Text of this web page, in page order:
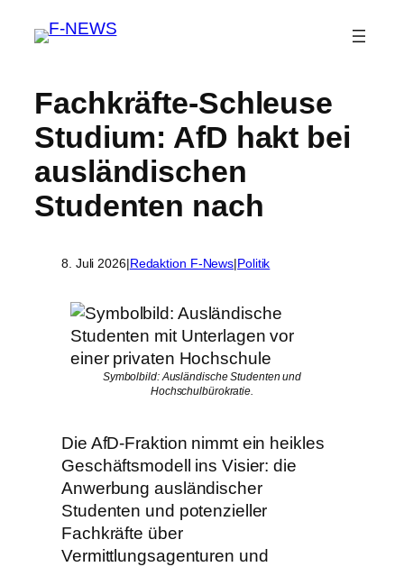
Fachkräfte-Schleuse
Studium: AfD hakt bei
ausländischen
Studenten nach
8. Juli 2026|Redaktion F-News|Politik
Symbolbild: Ausländische Studenten und
Hochschulbürokratie.
Die AfD-Fraktion nimmt ein heikles
Geschäftsmodell ins Visier: die
Anwerbung ausländischer
Studenten und potenzieller
Fachkräfte über
Vermittlungsagenturen und